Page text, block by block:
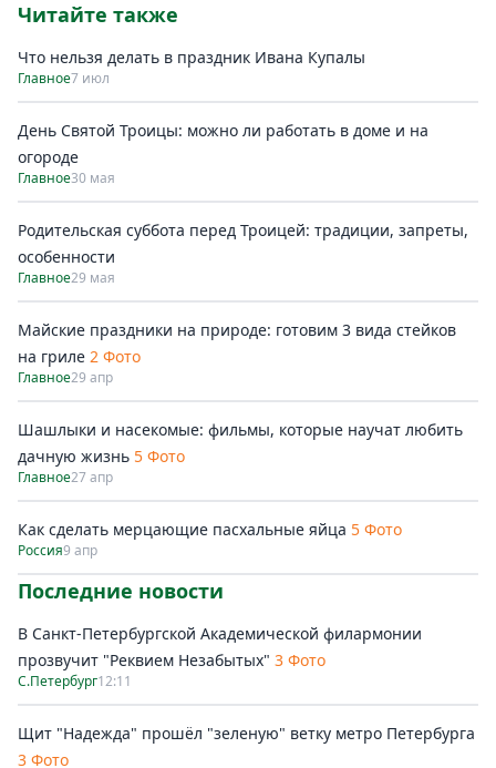
Читайте также
Что нельзя делать в праздник Ивана Купалы
Главное7 июл
День Святой Троицы: можно ли работать в доме и на
огороде
Главное30 мая
Родительская суббота перед Троицей: традиции, запреты,
особенности
Главное29 мая
Майские праздники на природе: готовим 3 вида стейков
на гриле 2 Фото
Главное29 апр
Шашлыки и насекомые: фильмы, которые научат любить
дачную жизнь 5 Фото
Главное27 апр
Как сделать мерцающие пасхальные яйца 5 Фото
Россия9 апр
Последние новости
В Санкт-Петербургской Академической филармонии
прозвучит "Реквием Незабытых" 3 Фото
С.Петербург12:11
Щит "Надежда" прошёл "зеленую" ветку метро Петербурга
3 Фото